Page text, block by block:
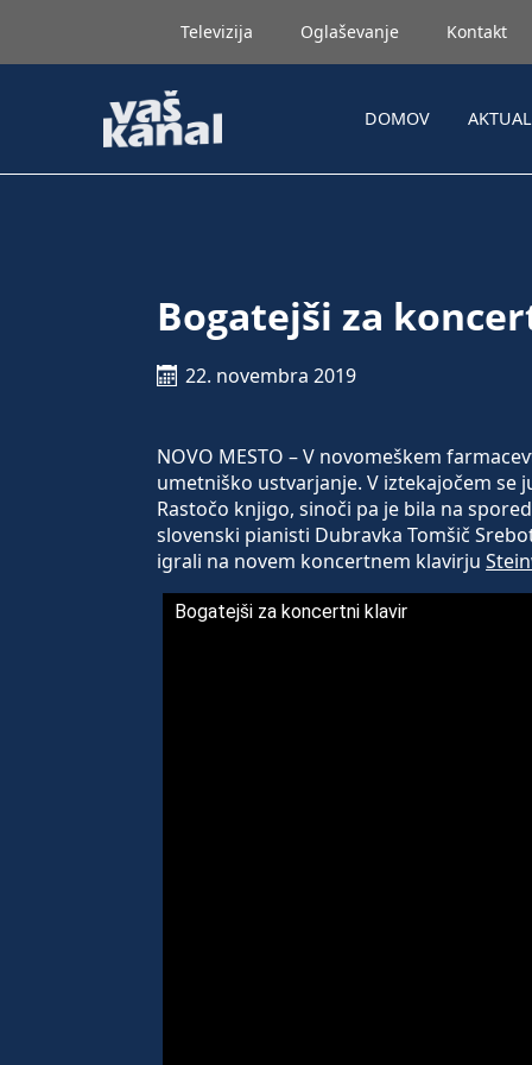
Televizija Oglaševanje Kontakt
DOMOV
Bogatejši za
22. novembra 2019
NOVO MESTO – V novomeškem
umetniško ustvarjanje. V iztekajočem
Rastočo knjigo, sinoči pa je bila na
slovenski pianisti Dubravka Tomšič
igrali na novem koncertnem klavirju
Bogatejši za koncertni klavir